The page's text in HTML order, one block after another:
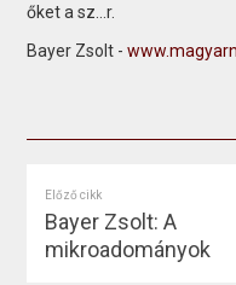
őket a sz…r.
Bayer Zsolt -
Előző cikk
Bayer Zsolt: A
mikroadományok